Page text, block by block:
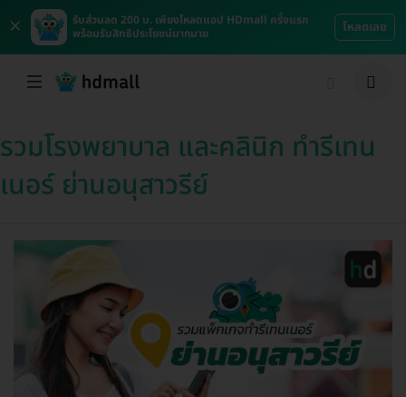
×
รับส่วนลด 200 บ. เพียงโหลดแอป HDmall ครั้งแรก
พร้อมรับสิทธิประโยชน์มากมาย
โหลดเลย
รวมโรงพยาบาล และคลินิก ทำรีเทน
เนอร์ ย่านอนุสาวรีย์